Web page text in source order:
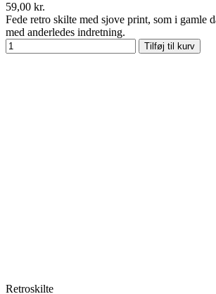
59,00 kr.
Fede retro skilte med sjove print, som i gamle
med anderledes indretning.
Tilføj til kurv
Retroskilte